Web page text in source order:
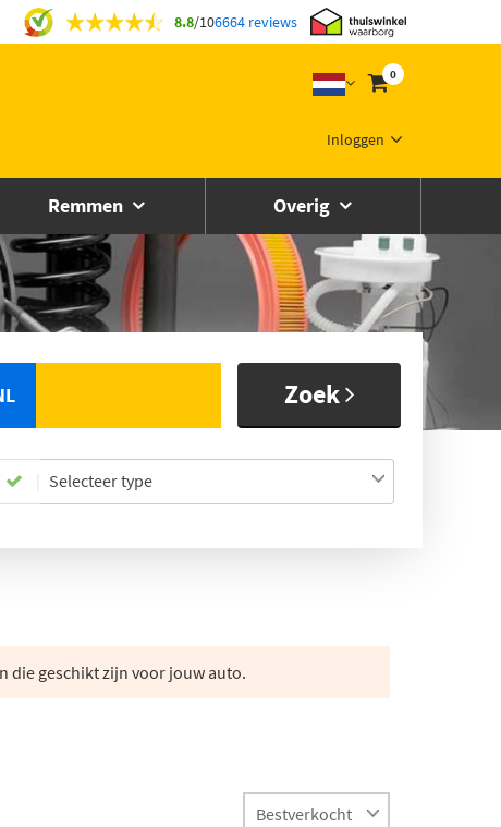
8.8/106664 reviews
0
Inloggen
Remmen Overig
Zoek
Selecteer type
die geschikt zijn voor jouw auto.